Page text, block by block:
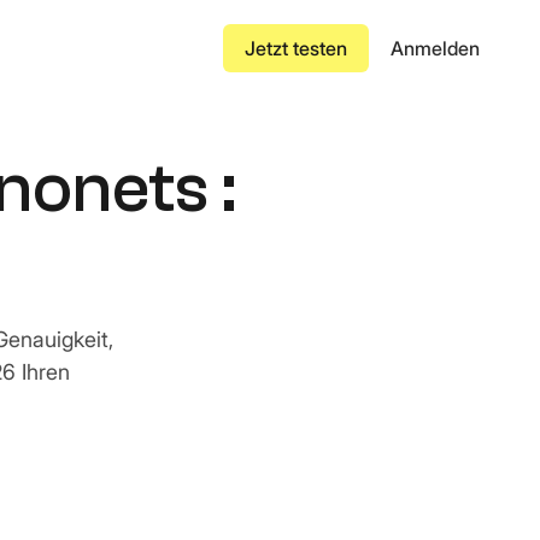
Versicherungszertifikat
Transportrechnung
Dateneingabe um
manipulierter
Jetzt testen Anmelden
:
Ihren